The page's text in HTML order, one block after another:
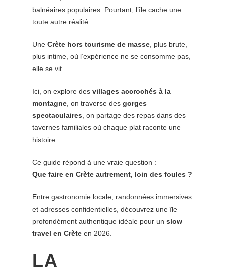
balnéaires populaires. Pourtant, l’île cache une
toute autre réalité.
UneCrète hors tourisme de masse , plus brute,
plus intime, où l’expérience ne se consomme pas,
elle se vit.
Ici, on explore desvillages accrochés à la
montagne , on traverse desgorges
spectaculaires , on partage des repas dans des
tavernes familiales où chaque plat raconte une
histoire.
Ce guide répond à une vraie question :
Que faire en Crète autrement, loin des foules ?
Entre gastronomie locale, randonnées immersives
et adresses confidentielles, découvrez une île
profondément authentique idéale pour unslow
travel en Crète en 2026.
LA